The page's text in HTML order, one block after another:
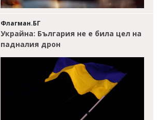
Флагман.БГ
Украйна: България не е била цел на
падналия дрон